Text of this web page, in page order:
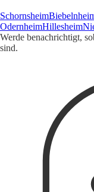
Schornsheim
OdernheimHillesheim
Werde benachrichtigt,
sind.